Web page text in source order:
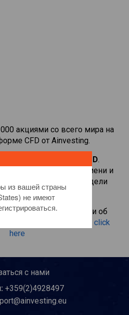
акциями со всего мира на
CFD от Ainvesting.
контрактами на
AMD.
в реальном времени и
как если бы вы владели
акцией.
информации об
продукте, пожалуйста click
here
с нами
+359(2)4928497
из вашей страны
не имеют